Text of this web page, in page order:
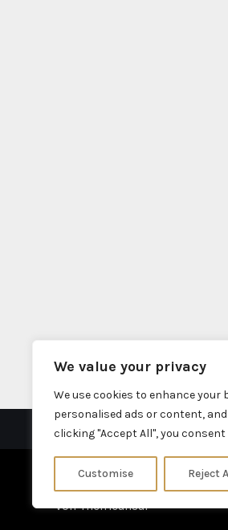
We value your privacy
We use cookies to enhance your
personalised ads or content,
clicking "Accept All", you
Customise Reject
Stolz präsentiert von
vonThemeansar